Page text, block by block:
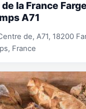
la France
A71
de, A71, 18200
France